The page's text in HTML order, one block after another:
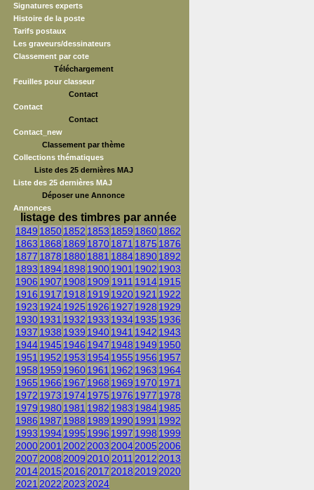
Signatures experts
Histoire de la poste
Tarifs postaux
Les graveurs/dessinateurs
Classement par cote
Téléchargement
Feuilles pour classeur
Contact
Contact
Contact
Contact_new
Classement par thème
Collections thématiques
Liste des 25 dernières MAJ
Liste des 25 dernières MAJ
Déposer une Annonce
Annonces
listage des timbres par année
1849 18501852 1853 1859 18601862
1863 1868 1869 18701871 1875 1876
1877 1878 18801881 188418901892
1893 18941898 19001901 1902 1903
1906 1907 1908 1909 1911 19141915
1916 1917 1918 1919 19201921 1922
1923 19241925 1926 1927 1928 1929
19301931 1932 1933 19341935 1936
1937 1938 1939 19401941 1942 1943
19441945 1946 1947 1948 1949 1950
1951 1952 1953 19541955 1956 1957
1958 1959 19601961 1962 1963 1964
1965 1966 1967 1968 1969 19701971
1972 1973 19741975 1976 1977 1978
1979 19801981 1982 1983 19841985
1986 1987 1988 1989 19901991 1992
1993 19941995 1996 1997 1998 1999
20002001 2002 2003 20042005 2006
2007 2008 2009 2010 2011 2012 2013
20142015 2016 2017 2018 2019 2020
2021 2022 2023 2024